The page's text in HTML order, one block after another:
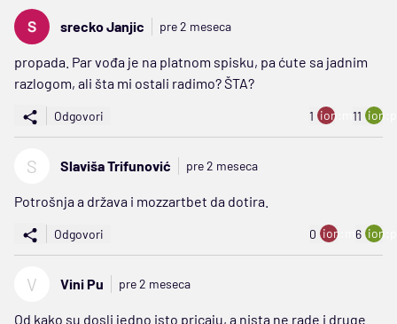
srecko Janjic pre 2 meseca
propada. Par vođa je na platnom spisku, pa ćute sa jadnim
razlogom, ali šta mi ostali radimo? ŠTA?
Odgovori 1 ion:minus
11
S Slaviša Trifunović pre 2 meseca
Potrošnja a država i mozzartbet da dotira.
Odgovori 0 ion:minus
6
V Vini Pu pre 2 meseca
Od kako su dosli jedno isto pricaju, a nista ne rade i druge